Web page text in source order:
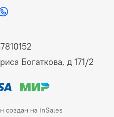
Богаткова, д 171/2
создан на inSales